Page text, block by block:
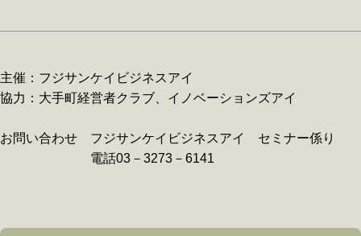
主催：フジサンケイビジネスアイ
協力：大手町経営者クラブ、イノベーションズアイ
お問い合わせ フジサンケイビジネスアイ セミナー係り
電話03－3273－6141